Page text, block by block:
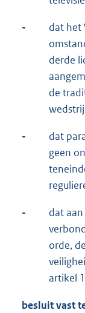
-
dat het
derde
de
-
dat
geen
-
dat
orde,
artikel
besluit vast